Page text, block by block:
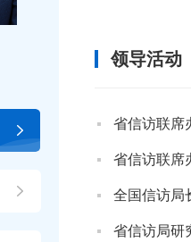
领导活动
省信访联席
省信访联席
全国信访局
省信访局研